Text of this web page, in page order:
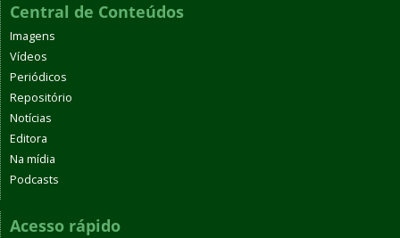
Central de Conteúdos
Imagens
Vídeos
Periódicos
Repositório
Notícias
Editora
Na mídia
Podcasts
Acesso rápido